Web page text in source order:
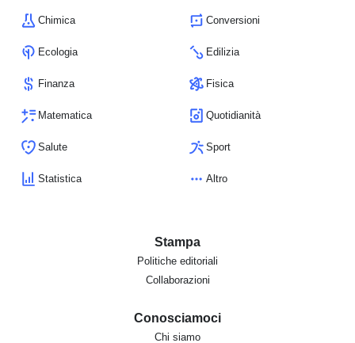
Chimica Conversioni
Ecologia Edilizia
Finanza Fisica
Matematica Quotidianità
Salute Sport
Statistica Altro
Stampa
Politiche editoriali
Collaborazioni
Conosciamoci
Chi siamo